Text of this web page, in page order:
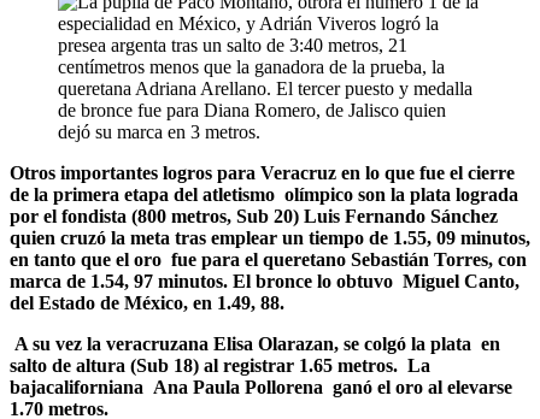
Otros importantes logros para Veracruz en lo que fue el cierre
de la primera etapa del atletismo olímpico son la plata lograda
por el fondista (800 metros, Sub 20) Luis Fernando Sánchez
quien cruzó la meta tras emplear un tiempo de 1.55, 09 minutos,
en tanto que el oro fue para el queretano Sebastián Torres, con
marca de 1.54, 97 minutos. El bronce lo obtuvo Miguel Canto,
del Estado de México, en 1.49, 88.
A su vez la veracruzana Elisa Olarazan, se colgó la plata en
salto de altura (Sub 18) al registrar 1.65 metros. La
bajacaliforniana Ana Paula Pollorena ganó el oro al elevarse
1.70 metros.